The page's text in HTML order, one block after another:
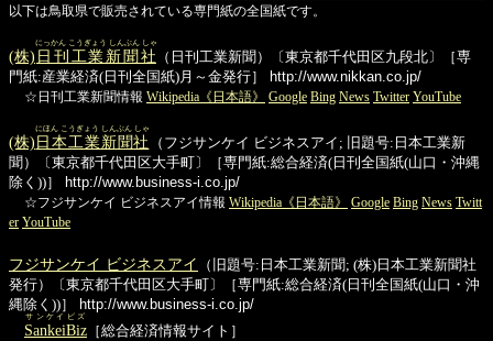
以下は鳥取県で販売されている専門紙の全国紙です。
(株) 日刊工業新聞社
にっかん こうぎょう しんぶん しゃ
（日刊工業新聞）〔東京都千代田区九段北〕［専
門紙:産業経済(日刊全国紙)月～金発行］
http://www.nikkan.co.jp/
☆日刊工業新聞情報 Wikipedia《日本語》 Google Bing News Twitter YouTube
(株)日本工業新聞社
にほん こうぎょう しんぶん しゃ
（フジサンケイ ビジネスアイ; 旧題号:日本工業新
聞）〔東京都千代田区大手町〕［専門紙:総合経済(日刊全国紙(山口・沖縄
除く))］
http://www.business-i.co.jp/
☆フジサンケイ ビジネスアイ情報 Wikipedia《日本語》 Google Bing News Twitt
er YouTube
フジサンケイ ビジネスアイ
（旧題号:日本工業新聞; (株)日本工業新聞社
発行）〔東京都千代田区大手町〕［専門紙:総合経済(日刊全国紙(山口・沖
縄除く))］
http://www.business-i.co.jp/
SankeiBiz
サンケイビズ
［総合経済情報サイト］